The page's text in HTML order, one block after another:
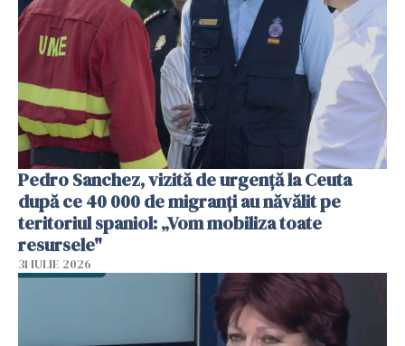
Pedro Sanchez, vizită de urgență la Ceuta
după ce 40 000 de migranți au năvălit pe
teritoriul spaniol: „Vom mobiliza toate
resursele"
31 IULIE 2026